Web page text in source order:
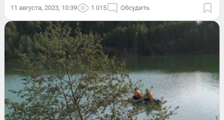
11 августа, 2023, 10:39 1 015 Обсудить